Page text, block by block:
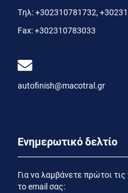
Τηλ:+302310781732,
Fax:+302310783033
autofinish@macotral.gr
Ενημερωτικό δελτίο
Για να λαμβάνετε πρώτοι
το email σας: